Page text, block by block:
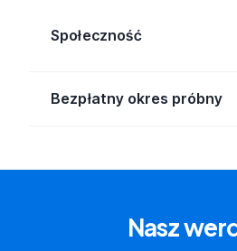
Społeczność
Bezpłatny okres próbny
Nasz